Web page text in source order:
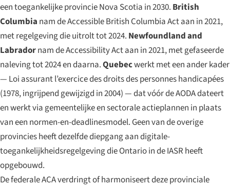
een toegankelijke provincie Nova Scotia in 2030. British
Columbia nam de Accessible British Columbia Act aan in 2021,
met regelgeving die uitrolt tot 2024. Newfoundland and
Labradornam de Accessibility Act aan in 2021, met gefaseerde
naleving tot 2024 en daarna.Quebecwerkt met een ander kader
— Loi assurant l’exercice des droits des personnes handicapées
(1978, ingrijpend gewijzigd in 2004) — dat vóór de AODA dateert
en werkt via gemeentelijke en sectorale actieplannen in plaats
van een normen-en-deadlinesmodel. Geen van de overige
provincies heeft dezelfde diepgang aan digitale-
toegankelijkheidsregelgeving die Ontario in de IASR heeft
opgebouwd.
De federale ACA verdringt of harmoniseert deze provinciale